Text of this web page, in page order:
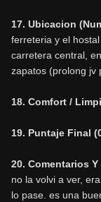
17. Ubicacion
ferreteria y el
carretera central,
zapatos (prolong jv
18. Comfort /
19. Puntaje Final
20. Comentarios
no la volvi a ver,
lo pase. es una